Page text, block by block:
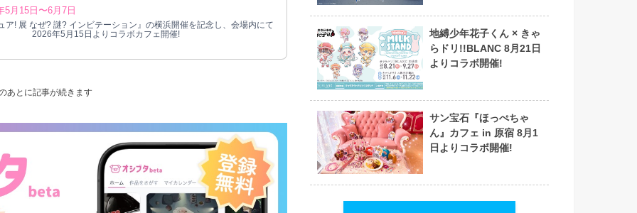
5月15日〜6月7日
ア! 展 なぜ? 謎? インビテーション』の横浜開催を記念し、会場内にて
2026年5月15日よりコラボカフェ開催!
あとに記事が続きます
地縛少年花子くん × きゃ
らドリ!!BLANC 8月21日
よりコラボ開催!
サン宝石『ほっぺちゃ
ん』カフェ in 原宿 8月1
日よりコラボ開催!